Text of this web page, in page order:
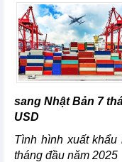
sang Nhật Bản 7
USD
Tình hình xuất
tháng đầu năm 2025